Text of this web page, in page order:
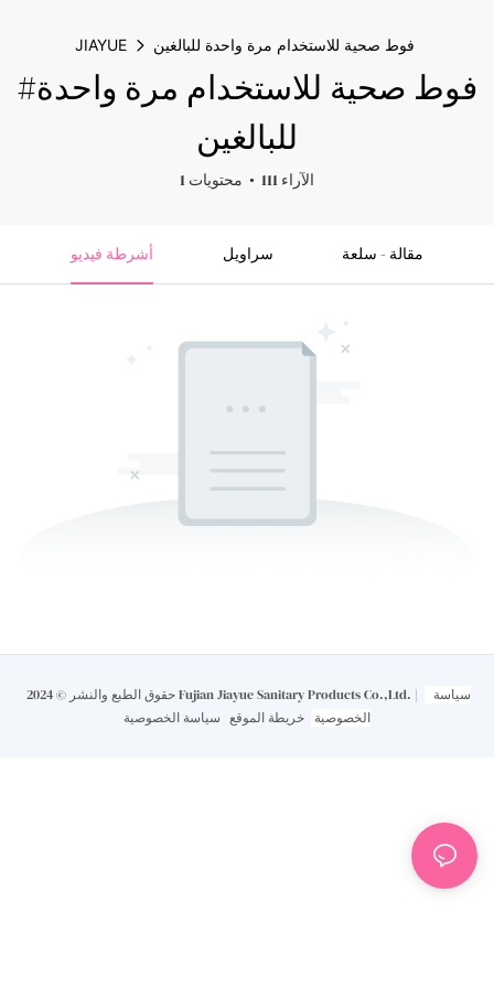
JIAYUE فوط صحية للاستخدام مرة واحدة للبالغين
#فوط صحية للاستخدام مرة واحدة
للبالغين
1 محتويات 111 الآراء
أشرطة فيديو سراويل مقالة - سلعة
حقوق الطبع والنشر © 2024 Fujian Jiayue Sanitary Products Co.,Ltd. |
الخصوصية
خريطة الموقع سياسة الخصوصية